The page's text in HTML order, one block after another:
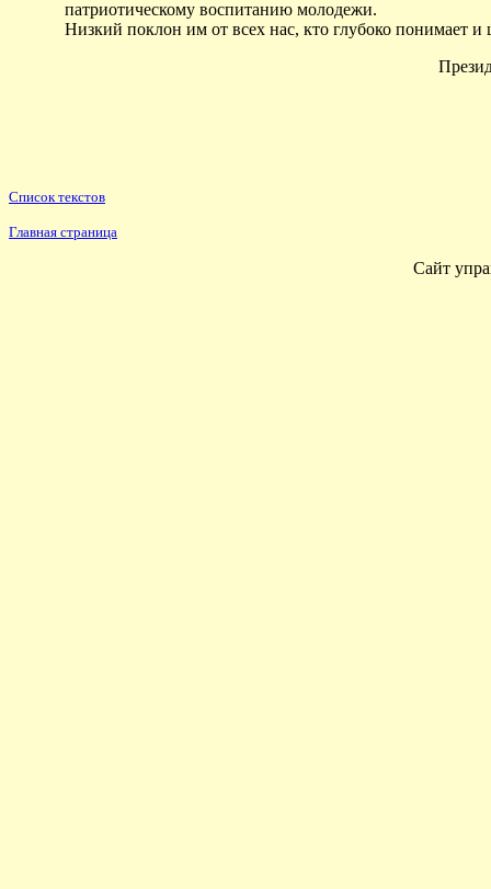
патриотическому воспитанию молодежи.
Низкий поклон им от всех нас, кто глубоко понимает и
Список текстов
Главная страница
Сайт